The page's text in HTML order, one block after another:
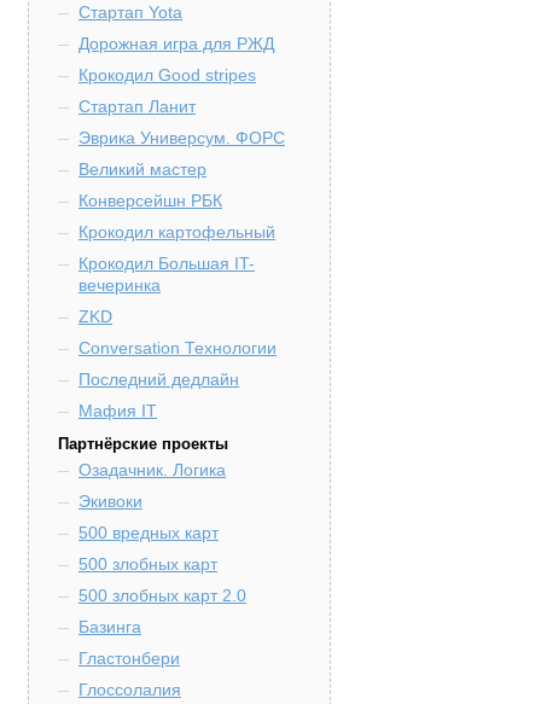
Стартап Yota
Дорожная игра для РЖД
Крокодил Good stripes
Стартап Ланит
Эврика Универсум. ФОРС
Великий мастер
Конверсейшн РБК
Крокодил картофельный
Крокодил Большая IT-
вечеринка
ZKD
Conversation Технологии
Последний дедлайн
Мафия IT
Партнёрские проекты
Озадачник. Логика
Экивоки
500 вредных карт
500 злобных карт
500 злобных карт 2.0
Базинга
Гластонбери
Глоссолалия